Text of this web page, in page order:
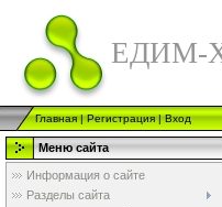
ЕДИМ-
Главная|Регистрация|Вход
Меню сайта
Информация о сайте
Разделы сайта